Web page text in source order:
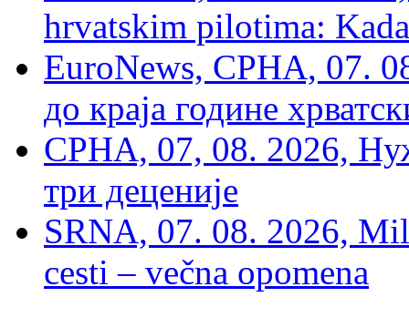
hrvatskim pilotima:
EuroNews, СРНА, 07.
до краја године
СРНА, 07, 08. 2026,
три деценије
SRNA, 07. 08. 2026,
cesti – večna opomena